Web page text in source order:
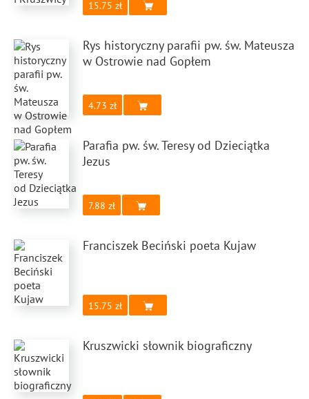
15.75
Rys historyczny parafii pw. św. Mateusza
w Ostrowie nad Gopłem
4.73
Parafia pw. św. Teresy od Dzieciątka
Jezus
7.88
Franciszek Beciński poeta Kujaw
15.75
Kruszwicki słownik biograficzny